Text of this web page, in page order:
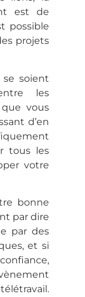
est de
possible
projets
soient
les
vous
d’en
tous les
votre
bonne
par dire
par des
et si